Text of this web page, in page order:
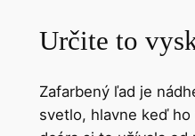
Určite to
Zafarbený ľad je
svetlo, hlavne keď